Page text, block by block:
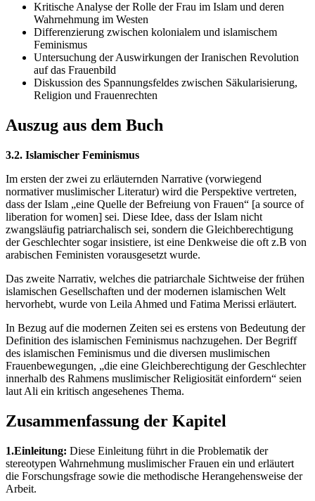
Kritische Analyse der Rolle der Frau im Islam und deren
Wahrnehmung im Westen
Differenzierung zwischen kolonialem und islamischem
Feminismus
Untersuchung der Auswirkungen der Iranischen Revolution
auf das Frauenbild
Diskussion des Spannungsfeldes zwischen Säkularisierung,
Religion und Frauenrechten
Auszug aus dem Buch
3.2. Islamischer Feminismus
Im ersten der zwei zu erläuternden Narrative (vorwiegend
normativer muslimischer Literatur) wird die Perspektive vertreten,
dass der Islam „eine Quelle der Befreiung von Frauen“ [a source of
liberation for women] sei. Diese Idee, dass der Islam nicht
zwangsläufig patriarchalisch sei, sondern die Gleichberechtigung
der Geschlechter sogar insistiere, ist eine Denkweise die oft z.B von
arabischen Feministen vorausgesetzt wurde.
Das zweite Narrativ, welches die patriarchale Sichtweise der frühen
islamischen Gesellschaften und der modernen islamischen Welt
hervorhebt, wurde von Leila Ahmed und Fatima Merissi erläutert.
In Bezug auf die modernen Zeiten sei es erstens von Bedeutung der
Definition des islamischen Feminismus nachzugehen. Der Begriff
des islamischen Feminismus und die diversen muslimischen
Frauenbewegungen, „die eine Gleichberechtigung der Geschlechter
innerhalb des Rahmens muslimischer Religiosität einfordern“ seien
laut Ali ein kritisch angesehenes Thema.
Zusammenfassung der Kapitel
1.Einleitung: Diese Einleitung führt in die Problematik der
stereotypen Wahrnehmung muslimischer Frauen ein und erläutert
die Forschungsfrage sowie die methodische Herangehensweise der
Arbeit.